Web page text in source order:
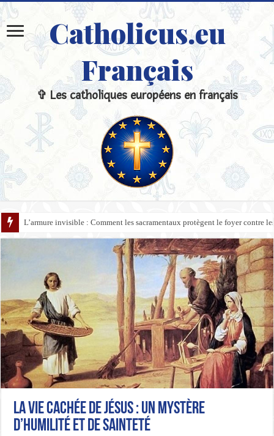
Catholicus.eu
Français
✞ Les catholiques européens en français
L’armure invisible : Comment les sacramentaux protègent le foyer contre
La Vie Cachée de Jésus : Un Mystère
d’Humilité et de Sainteté